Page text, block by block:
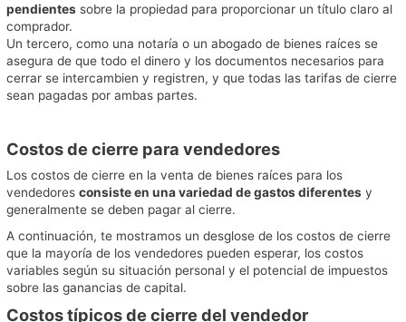
pendientes sobre la propiedad para proporcionar un título claro al
comprador.
Un tercero, como una notaría o un abogado de bienes raíces se
asegura de que todo el dinero y los documentos necesarios para
cerrar se intercambien y registren, y que todas las tarifas de cierre
sean pagadas por ambas partes.
Costos de cierre para vendedores
Los costos de cierre en la venta de bienes raíces para los
vendedoresconsiste en una variedad de gastos diferentes y
generalmente se deben pagar al cierre.
A continuación, te mostramos un desglose de los costos de cierre
que la mayoría de los vendedores pueden esperar, los costos
variables según su situación personal y el potencial de impuestos
sobre las ganancias de capital.
Costos típicos de cierre del vendedor